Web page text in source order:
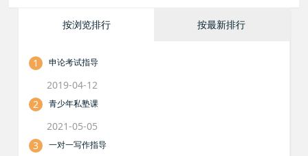
按浏览排行 按最新排行
1 申论考试指导
2019-04-12
2
青少年私塾课
2021-05-05
3
一对一写作指导